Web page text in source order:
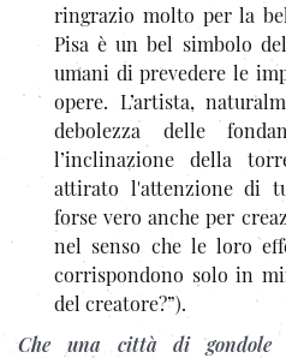
ringrazio molto per la
Pisa è un bel simbolo
umani di prevedere le
opere. L’artista,
debolezza delle
l’inclinazione della
attirato l'attenzione di
forse vero anche per
nel senso che le loro
corrispondono solo in
del creatore?”).
Che una città di gondole